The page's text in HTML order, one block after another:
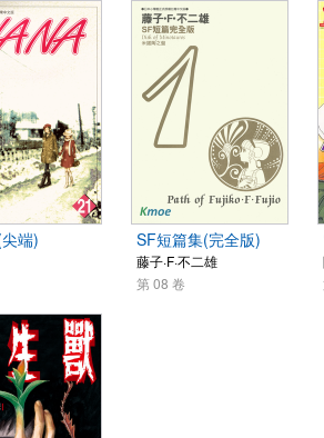
端) SF短篇集(完全版)
藤子·F·不二雄
第 08 卷